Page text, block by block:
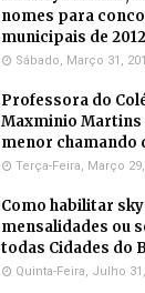
nomes para
municipais de 2012
Sábado, Março 31,
Professora do
Maxminio
menor chamando
Terça-Feira, Março 29,
Como habilitar
mensalidades ou
todas Cidades do
Quinta-Feira, Julho